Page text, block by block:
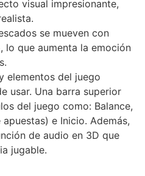
visual impresionante,
se mueven con
lo que aumenta la emoción
elementos del juego
usar. Una barra superior
del juego como: Balance,
e Inicio. Además,
de audio en 3D que
jugable.